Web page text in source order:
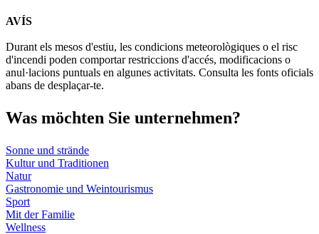
−
AVÍS
Durant els mesos d'estiu, les condicions meteorològiques o el risc
d'incendi poden comportar restriccions d'accés, modificacions o
anul·lacions puntuals en algunes activitats. Consulta les fonts oficials
abans de desplaçar-te.
Was möchten Sie unternehmen?
Sonne und strände
Kultur und Traditionen
Natur
Gastronomie und Weintourismus
Sport
Mit der Familie
Wellness